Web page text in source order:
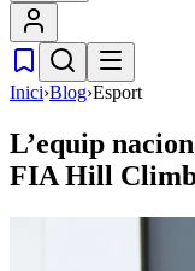
Inici›Blog›Esport
L’equip
FIA Hill